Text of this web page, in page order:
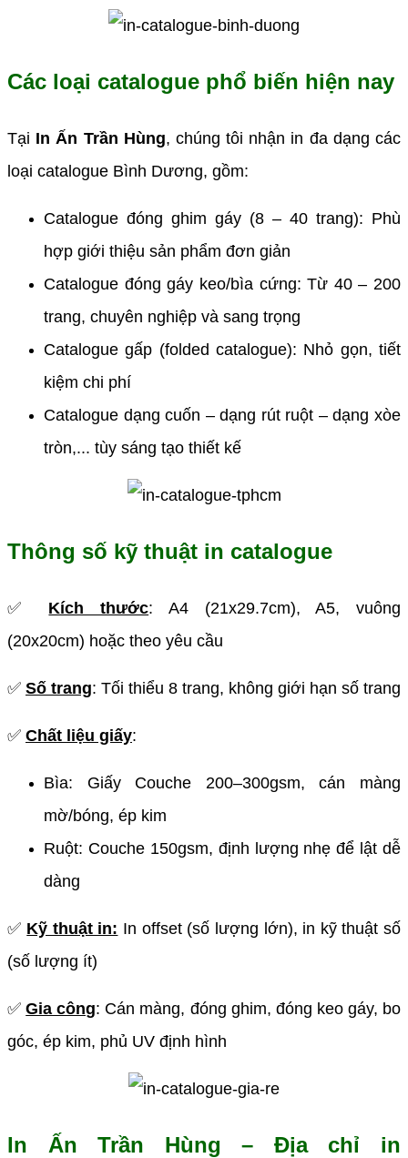
Các loại catalogue phổ biến hiện nay
Tại In Ấn Trần Hùng, chúng tôi nhận in đa dạng các
loại catalogue Bình Dương, gồm:
Catalogue đóng ghim gáy (8 – 40 trang): Phù
hợp giới thiệu sản phẩm đơn giản
Catalogue đóng gáy keo/bìa cứng: Từ 40 – 200
trang, chuyên nghiệp và sang trọng
Catalogue gấp (folded catalogue): Nhỏ gọn, tiết
kiệm chi phí
Catalogue dạng cuốn – dạng rút ruột – dạng xòe
tròn,... tùy sáng tạo thiết kế
Thông số kỹ thuật in catalogue
✅ Kích thước: A4 (21x29.7cm), A5, vuông
(20x20cm) hoặc theo yêu cầu
✅ Số trang: Tối thiểu 8 trang, không giới hạn số trang
✅ Chất liệu giấy:
Bìa: Giấy Couche 200–300gsm, cán màng
mờ/bóng, ép kim
Ruột: Couche 150gsm, định lượng nhẹ để lật dễ
dàng
✅ Kỹ thuật in: In offset (số lượng lớn), in kỹ thuật số
(số lượng ít)
✅Gia công: Cán màng, đóng ghim, đóng keo gáy, bo
góc, ép kim, phủ UV định hình
In Ấn Trần Hùng – Địa chỉ in